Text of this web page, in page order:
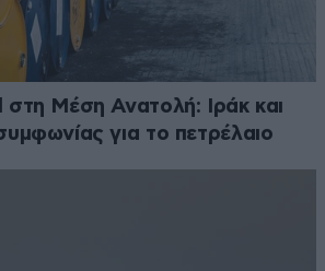
στη Μέση Ανατολή: Ιράκ και
για το πετρέλαιο